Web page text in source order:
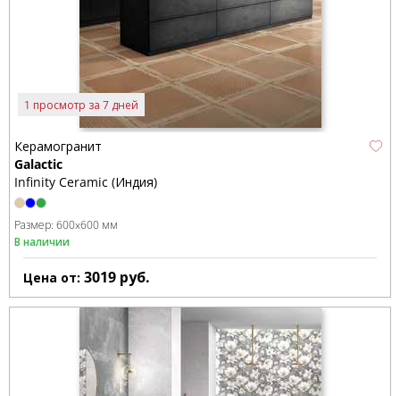
1 просмотр за 7 дней
Керамогранит
Galactic
Infinity Ceramic (Индия)
Размер: 600x600 мм
В наличии
Цена от: 3019 руб.